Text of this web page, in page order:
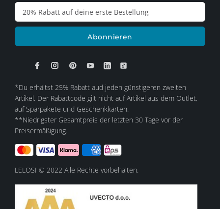
Abonnieren
*Du erhältst 25% Rabatt aud jeden günstigeren zweiten
Artikel. Der Rabattcode gilt nicht auf Artikel aus dem Outlet,
auf Sparpakete und Geschenkkarten.
**Niedrigster Gesamtpreis der letzten 30 Tage vor der
Preisermäßigung.
LELOSI © 2022 Alle Rechte vorbehalten.